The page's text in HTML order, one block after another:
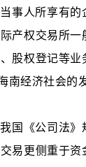
事人所享有的
产权交易所
股权登记等
经济社会的
国《公司法
易更侧重于